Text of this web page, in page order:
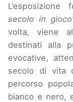
L’esposizione
secolo in
volta, viene
destinati alla
evocative,
secolo di vita
percorso
bianco e nero,